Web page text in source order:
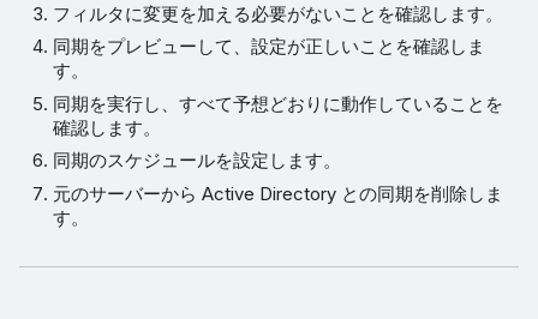
フィルタに変更を加える必要がないことを確認します。
同期をプレビューして、設定が正しいことを確認しま
す。
同期を実行し、すべて予想どおりに動作していることを
確認します。
同期のスケジュールを設定します。
元のサーバーから Active Directory との同期を削除しま
す。